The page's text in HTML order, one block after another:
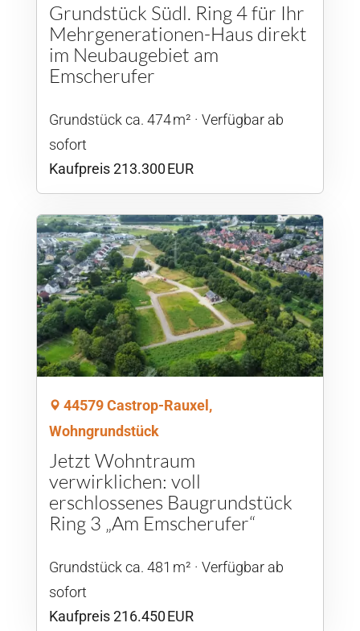
Grundstück Südl. Ring 4 für Ihr
Mehrgenerationen-Haus direkt
im Neubaugebiet am
Emscherufer
Grund­stück ca. 474 m²
Verfügbar ab
sofort
Kaufpreis 213.300 EUR
44579 Castrop-Rauxel,
Wohngrundstück
Jetzt Wohntraum
verwirklichen: voll
erschlossenes Baugrundstück
Ring 3 „Am Emscherufer“
Grund­stück ca. 481 m²
Verfügbar ab
sofort
Kaufpreis 216.450 EUR